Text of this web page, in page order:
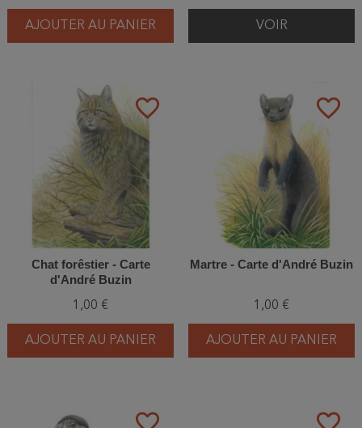
AJOUTER AU PANIER VOIR
favorite_border
Chat forêstier - Carte
d'André Buzin
1,00 €
AJOUTER AU PANIER
favorite_border
Martre - Carte d'André Buzin
1,00 €
AJOUTER AU PANIER